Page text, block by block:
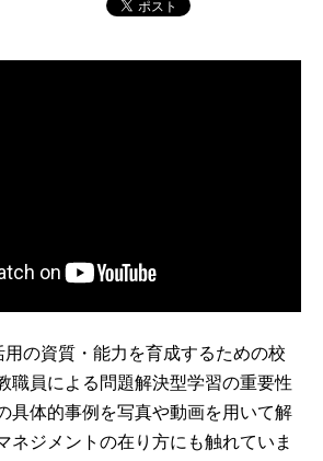
の資質・能力を育成するための校
職員による問題解決型学習の重要性
具体的事例を写真や動画を用いて解
ネジメントの在り方にも触れていま